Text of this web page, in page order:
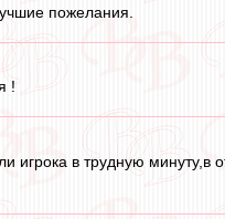
пожелания.
!
игрока в трудную минуту,в